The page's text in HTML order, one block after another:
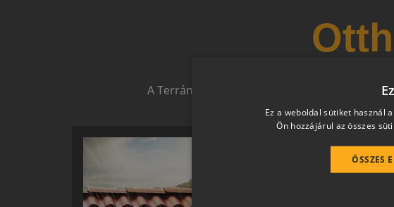
Biztonságot nyújtó, és magas
A Terrán ernyőmárkának köszönhetően a
Ez a weboldal sütiket használ
Ön hozzájárul az összes
ÖSSZES